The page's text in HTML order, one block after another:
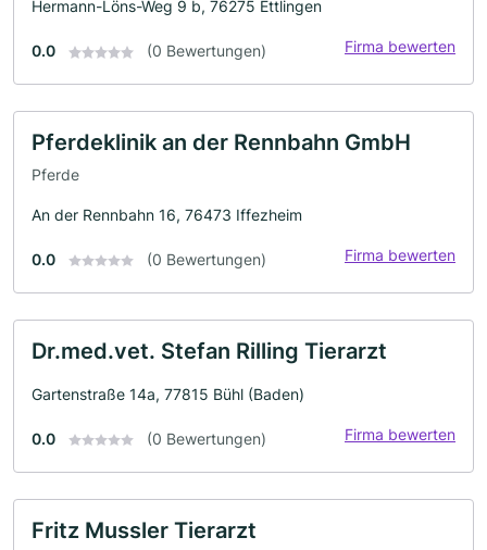
Hermann-Löns-Weg 9 b, 76275 Ettlingen
0.0 (0 Bewertungen) Firma bewerten
Pferdeklinik an der Rennbahn GmbH
Pferde
An der Rennbahn 16, 76473 Iffezheim
0.0 (0 Bewertungen) Firma bewerten
Dr.med.vet. Stefan Rilling Tierarzt
Gartenstraße 14a, 77815 Bühl (Baden)
0.0 (0 Bewertungen) Firma bewerten
Fritz Mussler Tierarzt